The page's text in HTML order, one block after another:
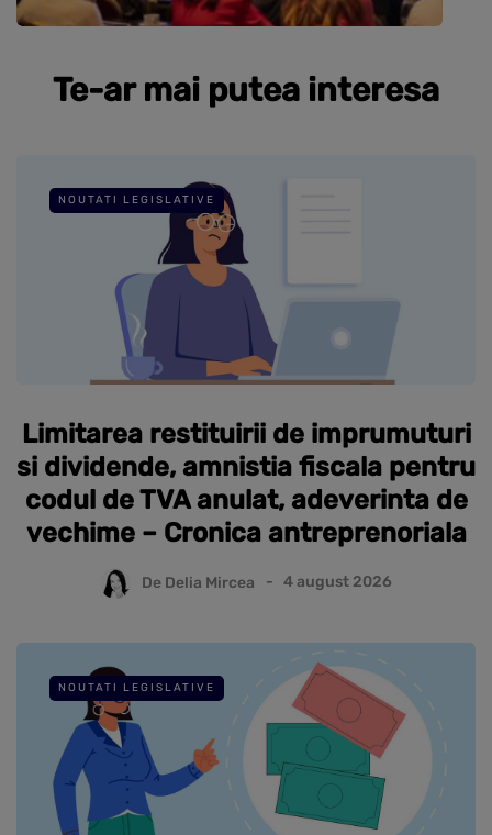
Te-ar mai putea interesa
NOUTATI LEGISLATIVE
Limitarea restituirii de imprumuturi
si dividende, amnistia fiscala pentru
codul de TVA anulat, adeverinta de
vechime – Cronica antreprenoriala
De Delia Mircea 4 august 2026
NOUTATI LEGISLATIVE